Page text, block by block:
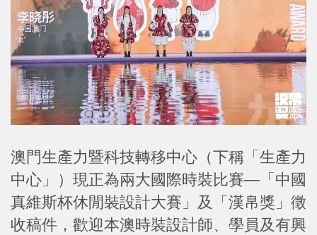
澳門生產力暨科技轉移中心（下稱「生產力
中心」）現正為兩大國際時裝比賽—「中國
真維斯杯休閒裝設計大賽」及「漢帛獎」徵
收稿件，歡迎本澳時裝設計師、學員及有興